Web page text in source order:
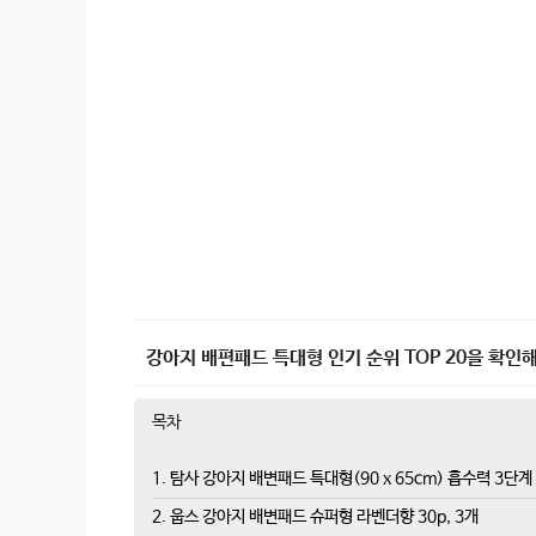
강아지 배편패드 특대형 인기 순위 TOP 20을 확인
목차
1. 탐사 강아지 배변패드 특대형(90 x 65cm) 흡수력 3단
2. 웁스 강아지 배변패드 슈퍼형 라벤더향 30p, 3개